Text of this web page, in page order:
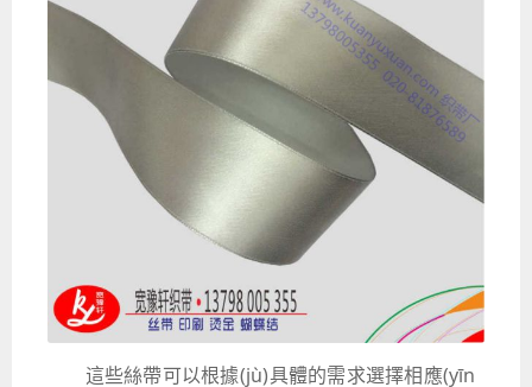
這些絲帶可以根據(jù)具體的需求選擇相應(yīn